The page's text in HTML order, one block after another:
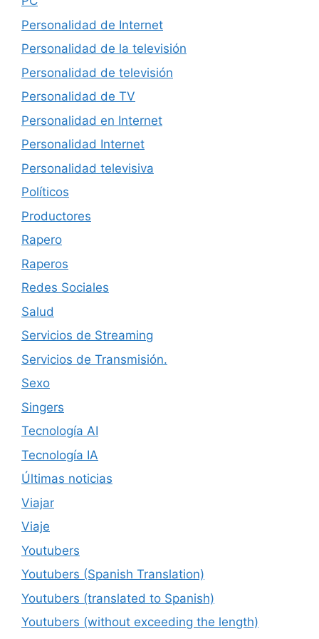
Personalidad de Internet
Personalidad de la televisión
Personalidad de televisión
Personalidad de TV
Personalidad en Internet
Personalidad Internet
Personalidad televisiva
Políticos
Productores
Rapero
Raperos
Redes Sociales
Salud
Servicios de Streaming
Servicios de Transmisión.
Sexo
Singers
Tecnología AI
Tecnología IA
Últimas noticias
Viajar
Viaje
Youtubers
Youtubers (Spanish Translation)
Youtubers (translated to Spanish)
Youtubers (without exceeding the length)